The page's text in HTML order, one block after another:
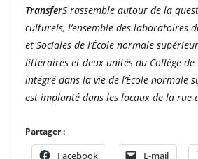
TransferSrassemble autour de la
culturels, l’ensemble des laboratoires
et Sociales de l’École normale
littéraires et deux unités du Collège de
intégré dans la vie de l’École normale
est implanté dans les locaux de la rue
Partager :
Facebook E-mail